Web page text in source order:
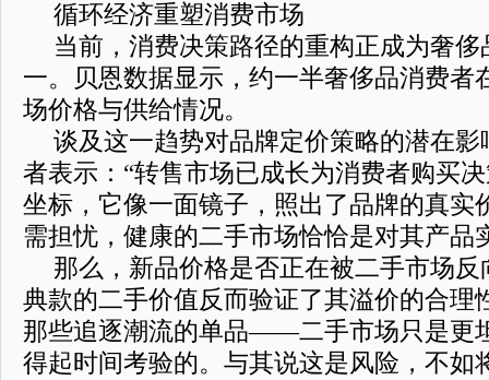
循环经济重塑消费市场
当前，消费决策路径的重构正成为奢
一。贝恩数据显示，约一半奢侈品消费者
场价格与供给情况。
谈及这一趋势对品牌定价策略的潜在
者表示：“转售市场已成长为消费者购买
坐标，它像一面镜子，照出了品牌的真实
需担忧，健康的二手市场恰恰是对其产品
那么，新品价格是否正在被二手市场
典款的二手价值反而验证了其溢价的合理
那些追逐潮流的单品——二手市场只是更
得起时间考验的。与其说这是风险，不如